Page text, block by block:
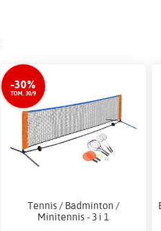
-30%
TOM. 30/9
Tennis / Badminton /
Minitennis - 3 i 1